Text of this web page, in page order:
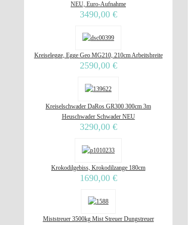
NEU, Euro-Aufnahme
3490,00 €
Kreiselegge, Egge Geo MG210, 210cm Arbeitsbreite
2590,00 €
Kreiselschwader DaRos GR300 300cm 3m
Heuschwader Schwader NEU
3290,00 €
Krokodilgebiss, Krokodilzange 180cm
1690,00 €
Miststreuer 3500kg Mist Streuer Dungstreuer